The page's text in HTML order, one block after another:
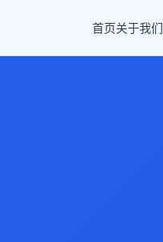
首页关于我们